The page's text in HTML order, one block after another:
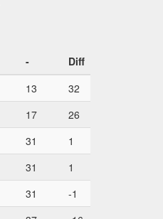
-
Diff
13
32
17
26
31
1
31
1
31
-1